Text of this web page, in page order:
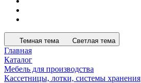
Темная тема Светлая тема
Главная
Каталог
Мебель для производства
Кассетницы, лотки, системы хранения